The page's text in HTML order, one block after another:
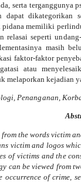
serta terganggunya
dapat dikategorikan
memiliki
relasai seperti
masih
faktor-faktor
atau
melaporkan kejadian
,Penanganan,
from the words victim
victim and logos
of victims and the
can be viewed from
of crime,